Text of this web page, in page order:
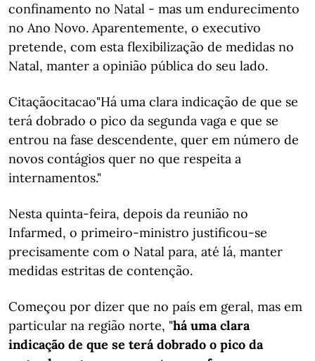
confinamento no Natal - mas um endurecimento
no Ano Novo. Aparentemente, o executivo
pretende, com esta flexibilização de medidas no
Natal, manter a opinião pública do seu lado.
Citaçãocitacao"Há uma clara indicação de que se
terá dobrado o pico da segunda vaga e que se
entrou na fase descendente, quer em número de
novos contágios quer no que respeita a
internamentos."
Nesta quinta-feira, depois da reunião no
Infarmed, o primeiro-ministro justificou-se
precisamente com o Natal para, até lá, manter
medidas estritas de contenção.
Começou por dizer que no país em geral, mas em
particular na região norte, "há uma clara
indicação de que se terá dobrado o pico da